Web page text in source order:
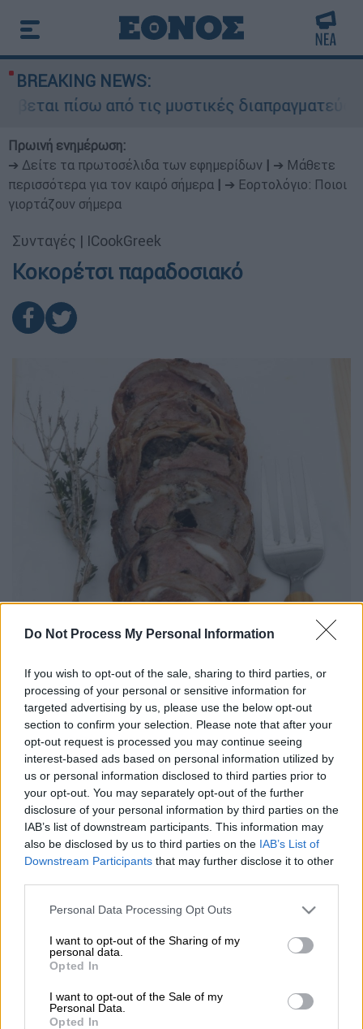
Do Not Process My Personal Information
If you wish to opt-out of the sale, sharing to third parties, or
processing of your personal or sensitive information for
targeted advertising by us, please use the below opt-out
section to confirm your selection. Please note that after your
opt-out request is processed you may continue seeing
interest-based ads based on personal information utilized by
us or personal information disclosed to third parties prior to
your opt-out. You may separately opt-out of the further
disclosure of your personal information by third parties on the
IAB’s list of downstream participants. This information may
also be disclosed by us to third parties on the IAB’s List of
Downstream Participants that may further disclose it to other
Please note that this website/app uses one or more Google
not limited to your visit or usage behaviour. You may click to
grant or deny consent to Google and its third-party tags to
use your data for below specified purposes in below Google
consent section.
Personal Data Processing Opt Outs
I want to opt-out of the Sharing of my
personal data.
Opted In
I want to opt-out of the Sale of my
Personal Data.
Opted In
BREAKING NEWS:
πίσω από τις μυστικές διαπραγματεύσεις
Πρωινή ενημέρωση:
➔ Δείτε τα πρωτοσέλιδα των εφημερίδων
➔ Μάθετε
περισσότερα για τον καιρό σήμερα
➔ Εορτολόγιο: Ποιοι
γιορτάζουν σήμερα
Συνταγές | ICookGreek
Κοκορέτσι παραδοσιακό
Εικόνα: ICookGreek
240' 8
Υλικά
1 συκωταριά από αρνί ή κατσίκι και
τα γλυκάδια
3-4 έντερα μεγάλα πλυμένα και καλά
3 σκελίδες σκόρδου λιωμένες
λίγος μαϊντανός ψιλοκομμένος
αλάτι, πιπέρι
ρίγανη